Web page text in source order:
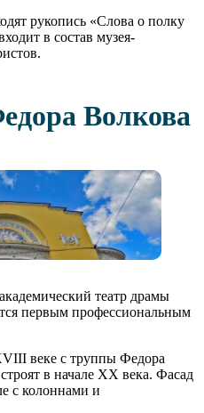
рукопись «Слова о полку
в состав музея-
Волкова
театр драмы
первым профессиональным
веке с труппы Федора
в начале XX века. Фасад
с колоннами и